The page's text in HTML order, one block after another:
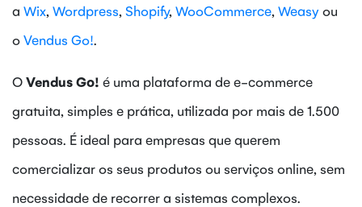
a Wix, Wordpress, Shopify, WooCommerce, Weasyou
oVendus Go!.
OVendus Go! é uma plataforma de e-commerce
gratuita, simples e prática, utilizada por mais de 1.500
pessoas. É ideal para empresas que querem
comercializar os seus produtos ou serviços online, sem
necessidade de recorrer a sistemas complexos.